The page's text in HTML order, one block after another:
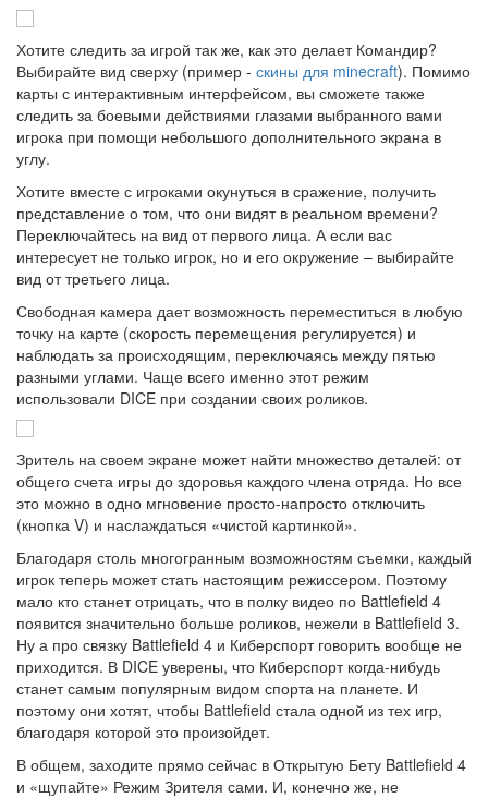
Хотите следить за игрой так же, как это делает Командир?
Выбирайте вид сверху (пример - скины для minecraft). Помимо
карты с интерактивным интерфейсом, вы сможете также
следить за боевыми действиями глазами выбранного вами
игрока при помощи небольшого дополнительного экрана в
углу.
Хотите вместе с игроками окунуться в сражение, получить
представление о том, что они видят в реальном времени?
Переключайтесь на вид от первого лица. А если вас
интересует не только игрок, но и его окружение – выбирайте
вид от третьего лица.
Свободная камера дает возможность переместиться в любую
точку на карте (скорость перемещения регулируется) и
наблюдать за происходящим, переключаясь между пятью
разными углами. Чаще всего именно этот режим
использовали DICE при создании своих роликов.
Зритель на своем экране может найти множество деталей: от
общего счета игры до здоровья каждого члена отряда. Но все
это можно в одно мгновение просто-напросто отключить
(кнопка V) и наслаждаться «чистой картинкой».
Благодаря столь многогранным возможностям съемки, каждый
игрок теперь может стать настоящим режиссером. Поэтому
мало кто станет отрицать, что в полку видео по Battlefield 4
появится значительно больше роликов, нежели в Battlefield 3.
Ну а про связку Battlefield 4 и Киберспорт говорить вообще не
приходится. В DICE уверены, что Киберспорт когда-нибудь
станет самым популярным видом спорта на планете. И
поэтому они хотят, чтобы Battlefield стала одной из тех игр,
благодаря которой это произойдет.
В общем, заходите прямо сейчас в Открытую Бету Battlefield 4
и «щупайте» Режим Зрителя сами. И, конечно же, не